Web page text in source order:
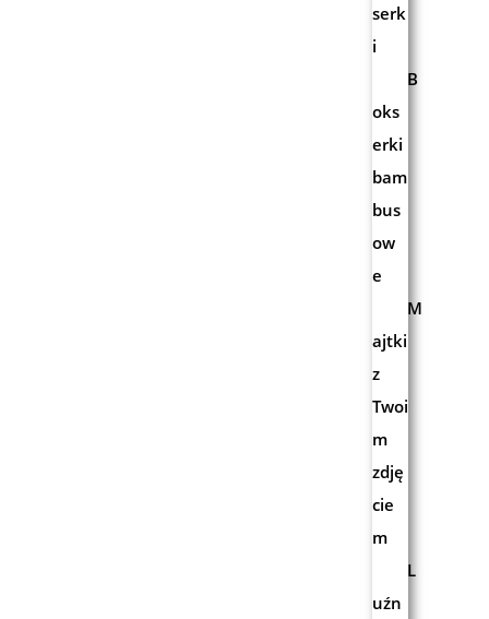
serk
i
B
oks
erki
bam
bus
ow
e
M
ajtki
z
Twoi
m
zdję
cie
m
L
uźn